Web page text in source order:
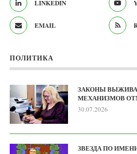
LINKEDIN
EMAIL
ПОЛИТИКА
ЗАКОНЫ
МЕХАНИЗМОВ
30.07.2026
ЗВЕЗДА ПО